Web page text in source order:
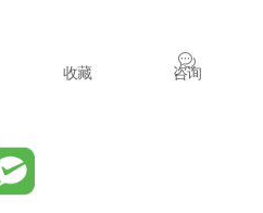
咨询
收藏